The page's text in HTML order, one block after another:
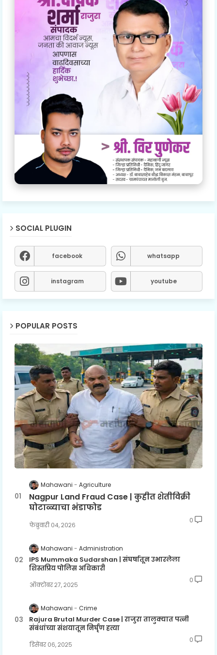
SOCIAL PLUGIN
facebook whatsapp
instagram youtube
POPULAR POSTS
Mahawani Agriculture
Nagpur Land Fraud Case | कुहीत शेतीविक्री
घोटाळ्याचा भंडाफोड
फेब्रुवारी ०४, २०२६
0
Mahawani Administration
IPS Mummaka Sudarshan | संघर्षातून उभारलेला
शिस्तप्रिय पोलिस अधिकारी
ऑक्टोबर २७, २०२५
0
Mahawani Crime
Rajura Brutal Murder Case | राजुरा तालुक्यात पत्नी
संबंधांच्या संशयातून निर्घृण हत्या
डिसेंबर ०६, २०२५
0